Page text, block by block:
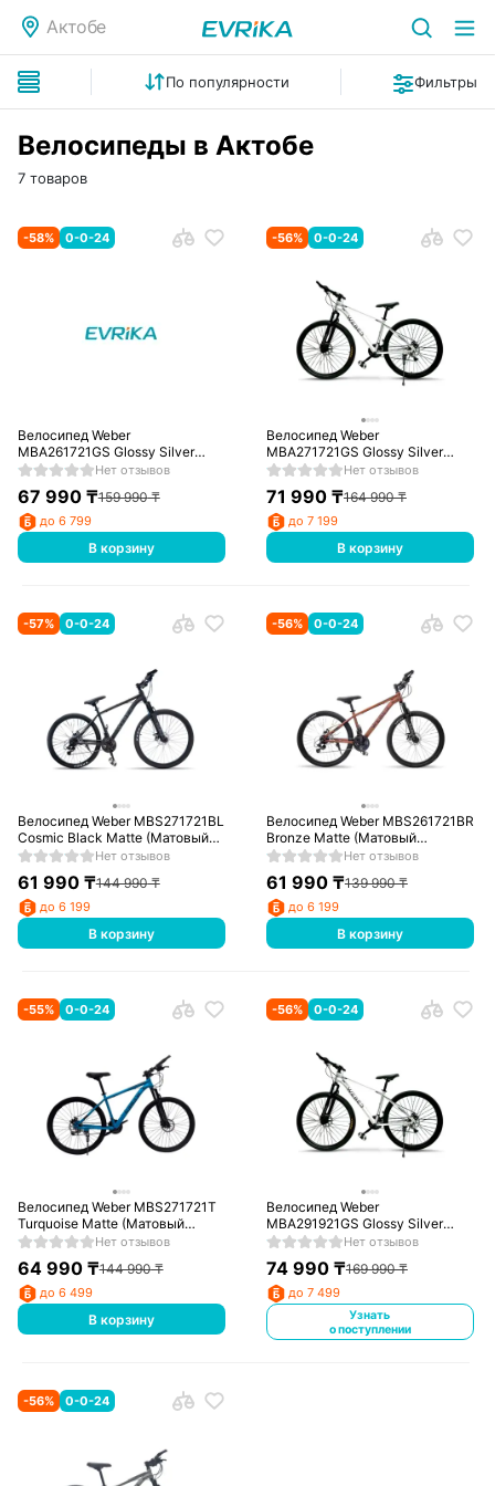
Актобе
По популярности Фильтры
Велосипеды в Актобе
7 товаров
-58% 0-0-24
Велосипед Weber
MBA261721GS Glossy Silver
(Сияющее серебро)
Нет отзывов
67 990₸159 990₸
до 6 799
В корзину
-56% 0-0-24
Велосипед Weber
MBA271721GS Glossy Silver
(Сияющее серебро)
Нет отзывов
71 990 ₸164 990₸
до 7 199
В корзину
-57% 0-0-24
Велосипед Weber MBS271721BL
Cosmic Black Matte (Матовый
космический чёрный)
Нет отзывов
61 990₸144 990₸
до 6 199
В корзину
-56% 0-0-24
Велосипед Weber MBS261721BR
Bronze Matte (Матовый
бронзовый) Нет отзывов
61 990 ₸139 990₸
до 6 199
В корзину
-55% 0-0-24
Велосипед Weber MBS271721T
Turquoise Matte (Матовый
бирюзовый)Нет отзывов
64 990₸144 990₸
до 6 499
В корзину
-56% 0-0-24
Велосипед Weber
MBA291921GS Glossy Silver
(Сияющее серебро)
Нет отзывов
74 990 ₸169 990₸
до 7 499
Узнать
о поступлении
-56% 0-0-24